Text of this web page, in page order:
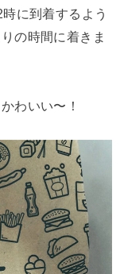
に到着するよう
の時間に着きま
わいい〜！